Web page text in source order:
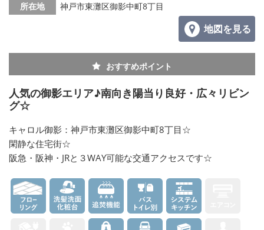
所在地
神戸市東灘区御影中町8丁目
地図を見る
おすすめポイント
人気の御影エリア♪南向き陽当り良好・広々リビン
グ☆
キャロル御影：神戸市東灘区御影中町8丁目☆
閑静な住宅街☆
阪急・阪神・JRと３WAY可能な交通アクセスです☆